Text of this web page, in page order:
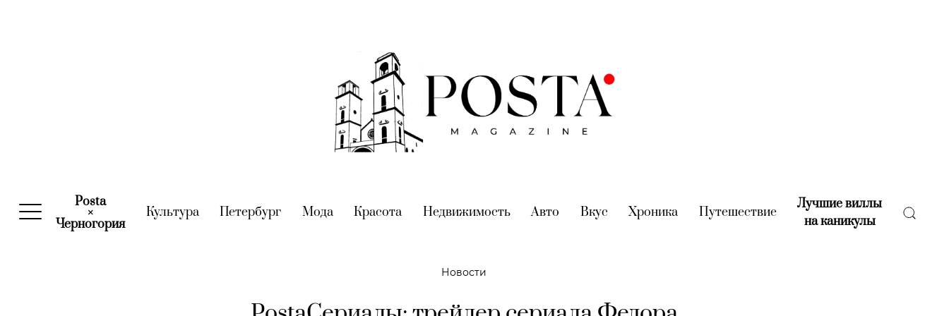
Posta
×
Черногория(current)
Культура(current)
Петербург (current)
Мода(current)
Красота (current)
Недвижимость(current)
Авто (current)
Вкус (current)
Хроника (current)
Путешествие(current)
Лучшие виллы
на каникулы(current)
Новости